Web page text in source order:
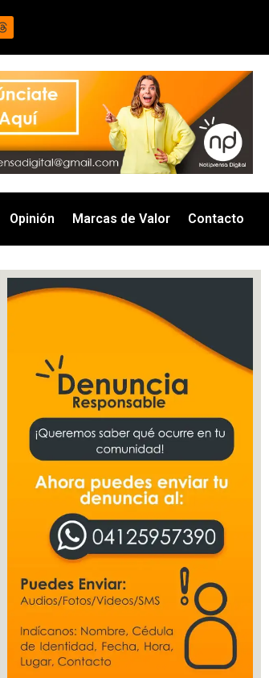
Opinión Marcas de Valor Contacto